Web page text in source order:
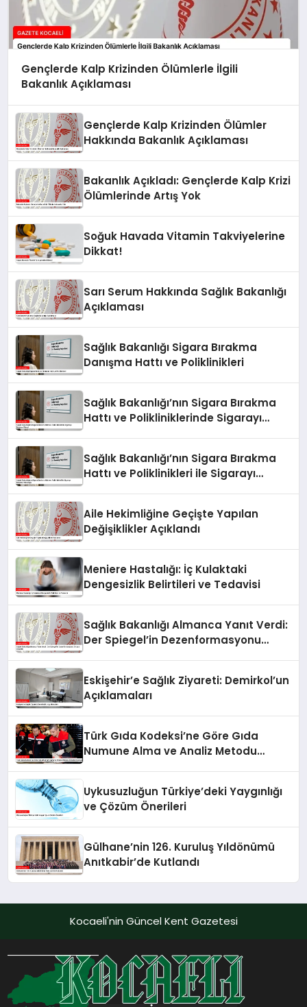
Gençlerde Kalp Krizinden Ölümlerle İlgili
Bakanlık Açıklaması
Gençlerde Kalp Krizinden Ölümler
Hakkında Bakanlık Açıklaması
Bakanlık Açıkladı: Gençlerde Kalp Krizi
Ölümlerinde Artış Yok
Soğuk Havada Vitamin Takviyelerine
Dikkat!
Sarı Serum Hakkında Sağlık Bakanlığı
Açıklaması
Sağlık Bakanlığı Sigara Bırakma
Danışma Hattı ve Poliklinikleri
Sağlık Bakanlığı’nın Sigara Bırakma
Hattı ve Polikliniklerinde Sigarayı
Sağlık Bakanlığı’nın Sigara Bırakma
Hattı ve Poliklinikleri ile Sigarayı
Aile Hekimliğine Geçişte Yapılan
Değişiklikler Açıklandı
Meniere Hastalığı: İç Kulaktaki
Dengesizlik Belirtileri ve Tedavisi
Sağlık Bakanlığı Almanca Yanıt Verdi:
Der Spiegel’in Dezenformasyonu
Eskişehir’e Sağlık Ziyareti: Demirkol’un
Açıklamaları
Türk Gıda Kodeksi’ne Göre Gıda
Numune Alma ve Analiz Metodu
Uykusuzluğun Türkiye’deki Yaygınlığı
ve Çözüm Önerileri
Gülhane’nin 126. Kuruluş Yıldönümü
Anıtkabir’de Kutlandı
Kocaeli'nin Güncel Kent Gazetesi